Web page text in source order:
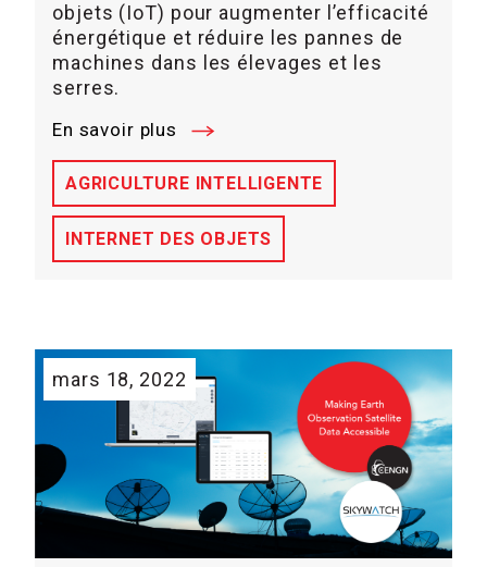
objets (IoT) pour augmenter l’efficacité
énergétique et réduire les pannes de
machines dans les élevages et les
serres.
En savoir plus
AGRICULTURE INTELLIGENTE
INTERNET DES OBJETS
mars 18, 2022